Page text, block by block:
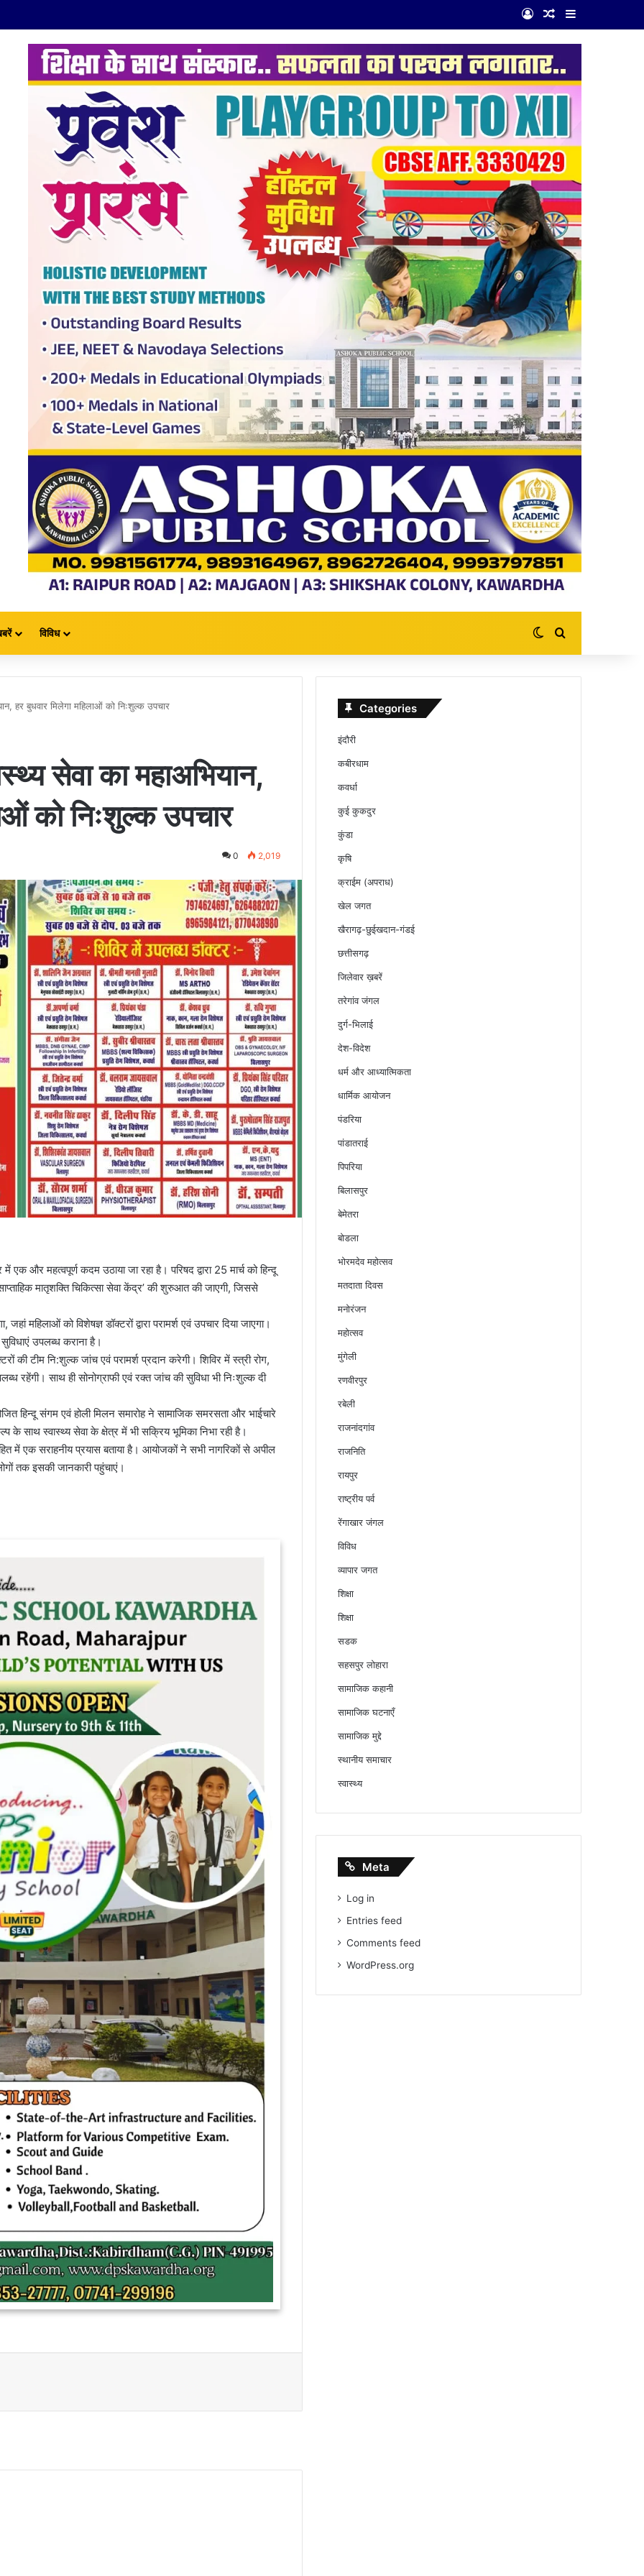
Log InRandom Article
Sidebar
विविध Switch skin
Search for
हर बुधवार मिलेगा महिलाओं को निःशुल्क उपचार
सेवा का महाअभियान,
को निःशुल्क उपचार
0 2,019
एक और महत्वपूर्ण कदम उठाया जा रहा है। परिषद द्वारा 25 मार्च को हिन्दू
मातृशक्ति चिकित्सा सेवा केंद्र’ की शुरुआत की जाएगी, जिससे
महिलाओं को विशेषज्ञ डॉक्टरों द्वारा परामर्श एवं उपचार दिया जाएगा।
उपलब्ध कराना है।
की टीम नि:शुल्क जांच एवं परामर्श प्रदान करेगी। शिविर में स्त्री रोग,
रहेंगी। साथ ही सोनोग्राफी एवं रक्त जांच की सुविधा भी निःशुल्क दी
हिन्दू संगम एवं होली मिलन समारोह ने सामाजिक समरसता और भाईचारे
के साथ स्वास्थ्य सेवा के क्षेत्र में भी सक्रिय भूमिका निभा रही है।
में एक सराहनीय प्रयास बताया है। आयोजकों ने सभी नागरिकों से अपील
तक इसकी जानकारी पहुंचाएं।
Categories
इंदौरी
कबीरधाम
कवर्धा
कुई कुकदुर
कुंडा
कृषि
क्राईम (अपराध)
खेल जगत
खैरागढ़-छुईखदान-गंडई
छत्तीसगढ़
जिलेवार ख़बरें
तरेगांव जंगल
दुर्ग-भिलाई
देश-विदेश
धर्म और आध्यात्मिकता
धार्मिक आयोजन
पंडरिया
पांडातराई
पिपरिया
बिलासपुर
बेमेतरा
बोडला
भोरमदेव महोत्सव
मतदाता दिवस
मनोरंजन
महोत्सव
मुंगेली
रणवीरपुर
रबेली
राजनांदगांव
राजनिति
रायपुर
राष्ट्रीय पर्व
रेंगाखार जंगल
विविध
व्यापार जगत
शिक्षा
शिक्षा
सडक
सहसपुर लोहारा
सामाजिक कहानी
सामाजिक घटनाएँ
सामाजिक मुद्दे
स्थानीय समाचार
स्वास्थ्य
Meta
Log in
Entries feed
Comments feed
WordPress.org